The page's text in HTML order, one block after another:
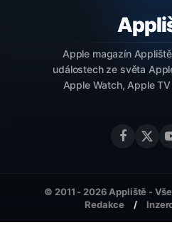
Apple magazín
událostech ze světa
Apple Watch, Apple
Redakce
© 2011 - 2026 Appliště -